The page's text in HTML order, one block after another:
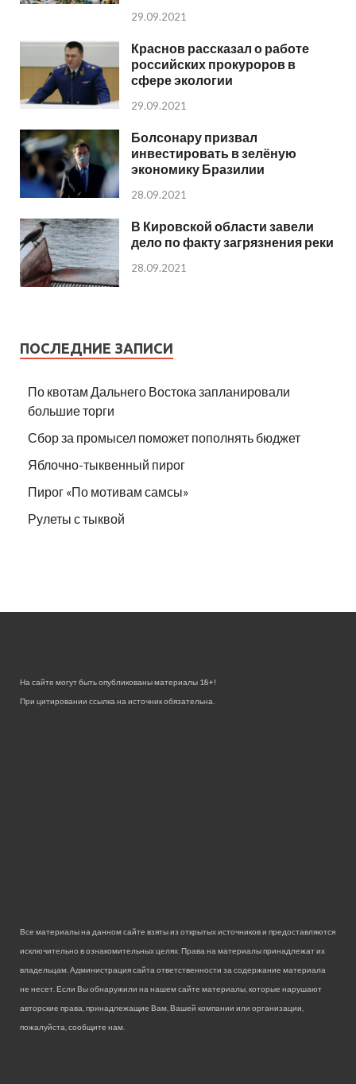
29.09.2021
Краснов рассказал о работе
российских прокуроров в
сфере экологии
29.09.2021
Болсонару призвал
инвестировать в зелёную
экономику Бразилии
28.09.2021
В Кировской области завели
дело по факту загрязнения реки
28.09.2021
ПОСЛЕДНИЕ ЗАПИСИ
По квотам Дальнего Востока запланировали
большие торги
Сбор за промысел поможет пополнять бюджет
Яблочно-тыквенный пирог
Пирог «По мотивам самсы»
Рулеты с тыквой
На сайте могут быть опубликованы материалы 18+!
При цитировании ссылка на источник обязательна.
Все материалы на данном сайте взяты из открытых источников и предоставляются
исключительно в ознакомительных целях. Права на материалы принадлежат их
владельцам. Администрация сайта ответственности за содержание материала
не несет. Если Вы обнаружили на нашем сайте материалы, которые нарушают
авторские права, принадлежащие Вам, Вашей компании или организации,
пожалуйста, сообщите нам.